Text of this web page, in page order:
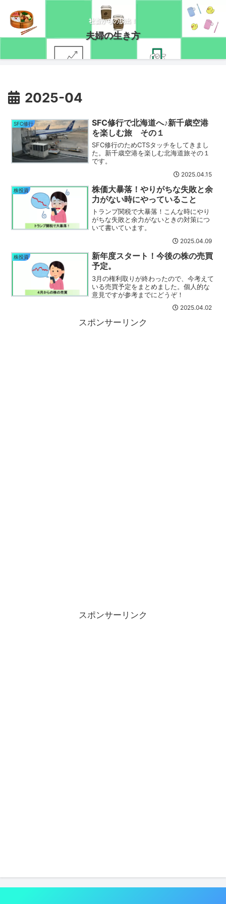
社畜からの脱出！
夫婦の生き方
2025-04
SFC修行
SFC修行で北海道へ♪新千歳空港
を楽しむ旅 その１
SFC修行のためCTSタッチをしてきまし
た。新千歳空港を楽しむ北海道旅その１
です。
2025.04.15
株投資
株価大暴落！やりがちな失敗と余
力がない時にやっていること
トランプ関税で大暴落！こんな時にやり
がちな失敗と余力がないときの対策につ
いて書いています。
2025.04.09
株投資
新年度スタート！今後の株の売買
予定。
3月の権利取りが終わったので、今考えて
いる売買予定をまとめました。個人的な
意見ですが参考までにどうぞ！
2025.04.02
スポンサーリンク
スポンサーリンク